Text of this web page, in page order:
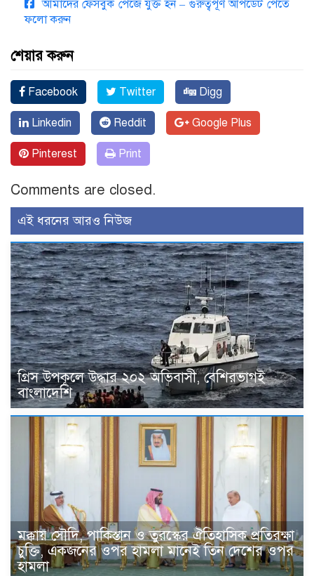
আমাদের ফেসবুক পেজে যুক্ত হন – গুরুত্বপূর্ণ আপডেট পেতে
ফলো করুন
শেয়ার করুন
Facebook Twitter Digg
Linkedin Reddit Google Plus
Pinterest Print
Comments are closed.
এই ধরনের আরও নিউজ
গ্রিস উপকূলে উদ্ধার ২০২ অভিবাসী, বেশিরভাগই
বাংলাদেশি
মক্কায় সৌদি, পাকিস্তান ও তুরস্কের ঐতিহাসিক প্রতিরক্ষা
চুক্তি, একজনের ওপর হামলা মানেই তিন দেশের ওপর
হামলা